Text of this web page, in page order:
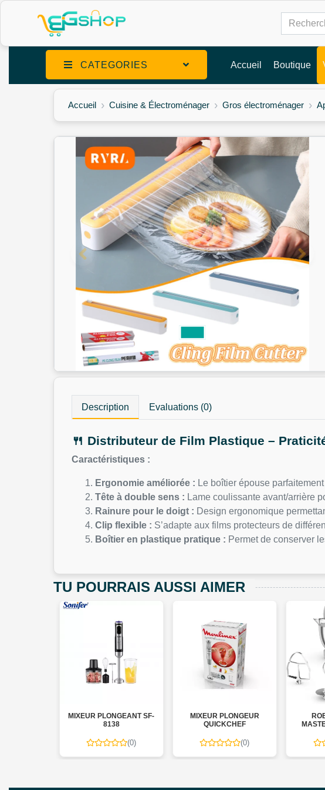
CATEGORIES Accueil Boutique
Accueil Cuisine & Électroménager Gros électroménager
Description Evaluations (0)
🍴 Distributeur de Film Plastique –
Caractéristiques :
Ergonomie améliorée : Le boîtier épouse
Tête à double sens : Lame coulissante avant/arrière
Rainure pour le doigt : Design ergonomique
Clip flexible : S’adapte aux films protecteurs de
Boîtier en plastique pratique : Permet de conserver
TU POURRAIS AUSSI AIMER
MIXEUR PLONGEANT SF-
8138
(0)
MIXEUR PLONGEUR
QUICKCHEF
(0)